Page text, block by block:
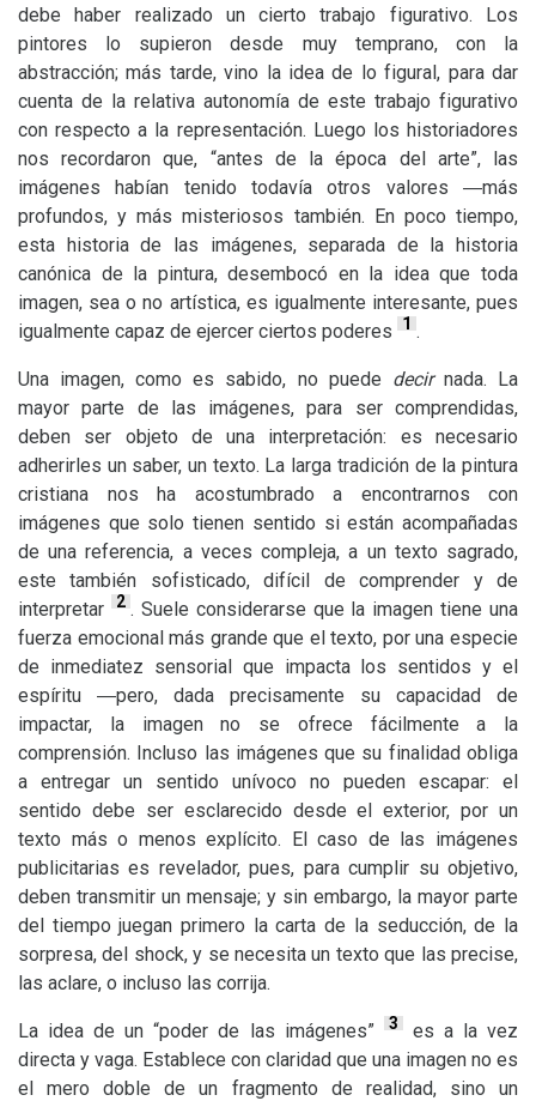
debe haber realizado un cierto trabajo figurativo. Los
pintores lo supieron desde muy temprano, con la
abstracción; más tarde, vino la idea de lo figural, para dar
cuenta de la relativa autonomía de este trabajo figurativo
con respecto a la representación. Luego los historiadores
nos recordaron que, “antes de la época del arte”, las
imágenes habían tenido todavía otros valores ―más
profundos, y más misteriosos también. En poco tiempo,
esta historia de las imágenes, separada de la historia
canónica de la pintura, desembocó en la idea que toda
imagen, sea o no artística, es igualmente interesante, pues
igualmente capaz de ejercer ciertos poderes
1 .
Una imagen, como es sabido, no puede decirnada. La
mayor parte de las imágenes, para ser comprendidas,
deben ser objeto de una interpretación: es necesario
adherirles un saber, un texto. La larga tradición de la pintura
cristiana nos ha acostumbrado a encontrarnos con
imágenes que solo tienen sentido si están acompañadas
de una referencia, a veces compleja, a un texto sagrado,
este también sofisticado, difícil de comprender y de
interpretar
2 . Suele considerarse que la imagen tiene una
fuerza emocional más grande que el texto, por una especie
de inmediatez sensorial que impacta los sentidos y el
espíritu ―pero, dada precisamente su capacidad de
impactar, la imagen no se ofrece fácilmente a la
comprensión. Incluso las imágenes que su finalidad obliga
a entregar un sentido unívoco no pueden escapar: el
sentido debe ser esclarecido desde el exterior, por un
texto más o menos explícito. El caso de las imágenes
publicitarias es revelador, pues, para cumplir su objetivo,
deben transmitir un mensaje; y sin embargo, la mayor parte
del tiempo juegan primero la carta de la seducción, de la
sorpresa, del shock, y se necesita un texto que las precise,
las aclare, o incluso las corrija.
La idea de un “poder de las imágenes” 3 es a la vez
directa y vaga. Establece con claridad que una imagen no es
el mero doble de un fragmento de realidad, sino un